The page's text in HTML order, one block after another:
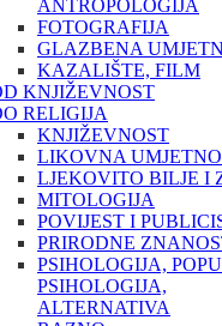
ANTROPOLOGIJA
FOTOGRAFIJA
GLAZBENA
KAZALIŠTE, FILM
KNJIŽEVNOST
RELIGIJA
KNJIŽEVNOST
LIKOVNA
LJEKOVITO BILJE I
MITOLOGIJA
POVIJEST I
PRIRODNE
PSIHOLOGIJA,
PSIHOLOGIJA,
ALTERNATIVA